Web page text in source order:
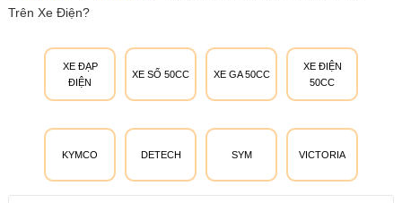
XE ĐẠP
ĐIỆN
XE SỐ 50CC XE GA 50CC
XE ĐIỆN
50CC
KYMCO DETECH SYM VICTORIA
Trên Xe Điện?